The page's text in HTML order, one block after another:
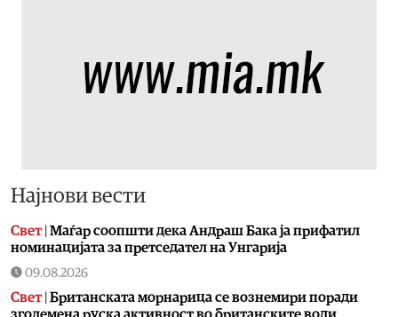
Најнови вести
Свет| Маѓар соопшти дека Андраш Бака ја прифатил
номинацијата за претседател на Унгарија
09.08.2026
Свет| Британската морнарица се вознемири поради